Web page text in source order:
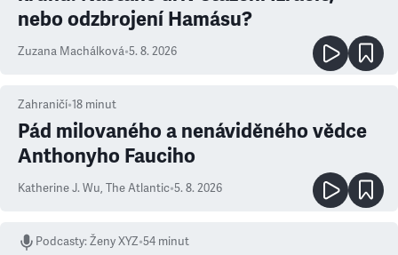
nebo odzbrojení Hamásu?
Zuzana Machálková•5. 8. 2026
Zahraničí•18 minut
Pád milovaného a nenáviděného vědce
Anthonyho Fauciho
Katherine J. Wu, The Atlantic•5. 8. 2026
Podcasty:Ženy XYZ•54 minut